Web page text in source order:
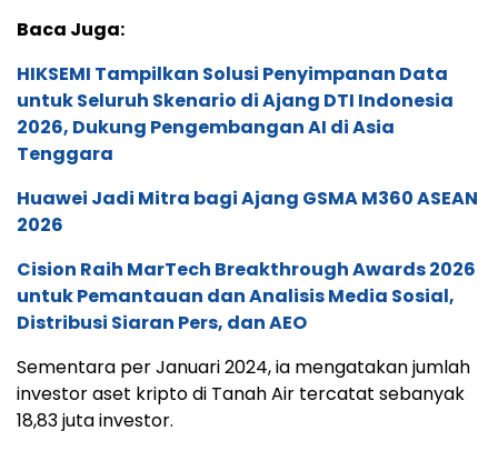
Baca Juga:
HIKSEMI Tampilkan Solusi Penyimpanan Data
untuk Seluruh Skenario di Ajang DTI Indonesia
2026, Dukung Pengembangan AI di Asia
Tenggara
Huawei Jadi Mitra bagi Ajang GSMA M360 ASEAN
2026
Cision Raih MarTech Breakthrough Awards 2026
untuk Pemantauan dan Analisis Media Sosial,
Distribusi Siaran Pers, dan AEO
Sementara per Januari 2024, ia mengatakan jumlah
investor aset kripto di Tanah Air tercatat sebanyak
18,83 juta investor.